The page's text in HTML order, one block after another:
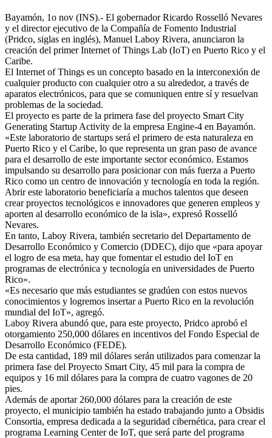
Bayamón, 1o nov (INS).- El gobernador Ricardo Rosselló Nevares
y el director ejecutivo de la Compañía de Fomento Industrial
(Pridco, siglas en inglés), Manuel Laboy Rivera, anunciaron la
creación del primer Internet of Things Lab (IoT) en Puerto Rico y el
Caribe.
El Internet of Things es un concepto basado en la interconexión de
cualquier producto con cualquier otro a su alrededor, a través de
aparatos electrónicos, para que se comuniquen entre sí y resuelvan
problemas de la sociedad.
El proyecto es parte de la primera fase del proyecto Smart City
Generating Startup Activity de la empresa Engine-4 en Bayamón.
«Este laboratorio de startups será el primero de esta naturaleza en
Puerto Rico y el Caribe, lo que representa un gran paso de avance
para el desarrollo de este importante sector económico. Estamos
impulsando su desarrollo para posicionar con más fuerza a Puerto
Rico como un centro de innovación y tecnología en toda la región.
Abrir este laboratorio beneficiaría a muchos talentos que deseen
crear proyectos tecnológicos e innovadores que generen empleos y
aporten al desarrollo económico de la isla», expresó Rosselló
Nevares.
En tanto, Laboy Rivera, también secretario del Departamento de
Desarrollo Económico y Comercio (DDEC), dijo que «para apoyar
el logro de esa meta, hay que fomentar el estudio del IoT en
programas de electrónica y tecnología en universidades de Puerto
Rico».
«Es necesario que más estudiantes se gradúen con estos nuevos
conocimientos y logremos insertar a Puerto Rico en la revolución
mundial del IoT», agregó.
Laboy Rivera abundó que, para este proyecto, Pridco aprobó el
otorgamiento 250,000 dólares en incentivos del Fondo Especial de
Desarrollo Económico (FEDE).
De esta cantidad, 189 mil dólares serán utilizados para comenzar la
primera fase del Proyecto Smart City, 45 mil para la compra de
equipos y 16 mil dólares para la compra de cuatro vagones de 20
pies.
Además de aportar 260,000 dólares para la creación de este
proyecto, el municipio también ha estado trabajando junto a Obsidis
Consortia, empresa dedicada a la seguridad cibernética, para crear el
programa Learning Center de IoT, que será parte del programa